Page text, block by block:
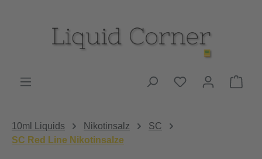
Du hast 0
10ml Liquids Nikotinsalz
SC
SC Red Line Nikotinsalze